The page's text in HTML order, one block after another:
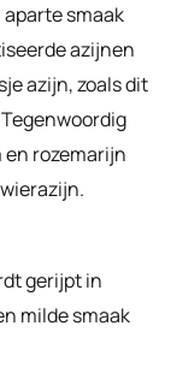
smaak
azijnen
azijn, zoals dit
en rozemarijn
gerijpt in
milde smaak